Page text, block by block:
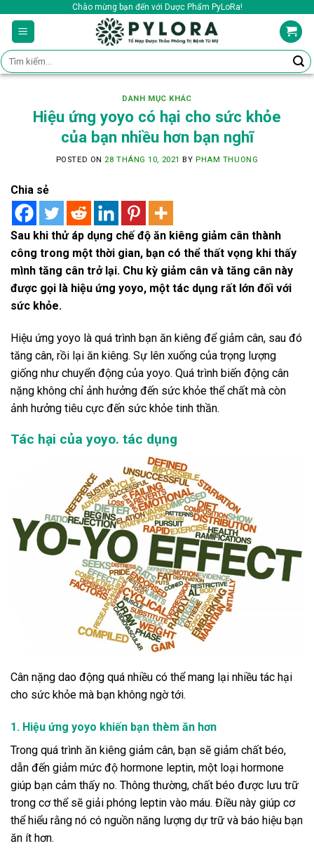
content
Chào mừng bạn đến với Dược Phẩm PyLoRa!
Tìm
kiếm:
DANH MỤC KHÁC
Hiệu ứng yoyo có hại cho sức khỏe
của bạn nhiều hơn bạn nghĩ
POSTED ON 28 THÁNG 10, 2021 BYPHAM THUONG
Chia sẻ
Sau khi thử áp dụng chế độ ăn kiêng giảm cân thành
công trong một thời gian, bạn có thể thất vọng khi thấy
mình tăng cân trở lại. Chu kỳ giảm cân và tăng cân này
được gọi là hiệu ứng yoyo, một tác dụng rất lớn đối với
sức khỏe.
Hiệu ứng yoyo là quá trình bạn ăn kiêng để giảm cân, sau đó
tăng cân, rồi lại ăn kiêng. Sự lên xuống của trọng lượng
giống như chuyển động của yoyo. Quá trình biến động cân
nặng không chỉ ảnh hưởng đến sức khỏe thể chất mà còn
ảnh hưởng tiêu cực đến sức khỏe tinh thần.
Tác hại của yoyo. tác dụng
Cân nặng dao động quá nhiều có thể mang lại nhiều tác hại
cho sức khỏe mà bạn không ngờ tới.
1. Hiệu ứng yoyo khiến bạn thèm ăn hơn
Trong quá trình ăn kiêng giảm cân, bạn sẽ giảm chất béo,
dẫn đến giảm mức độ hormone leptin, một loại hormone
giúp bạn cảm thấy no. Thông thường, chất béo được lưu trữ
trong cơ thể sẽ giải phóng leptin vào máu. Điều này giúp cơ
thể hiểu rằng nó có nguồn năng lượng dự trữ và báo hiệu bạn
ăn ít hơn.